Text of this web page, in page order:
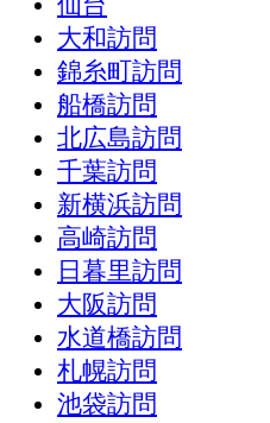
仙台
大和訪問
錦糸町訪問
船橋訪問
北広島訪問
千葉訪問
新横浜訪問
高崎訪問
日暮里訪問
大阪訪問
水道橋訪問
札幌訪問
池袋訪問